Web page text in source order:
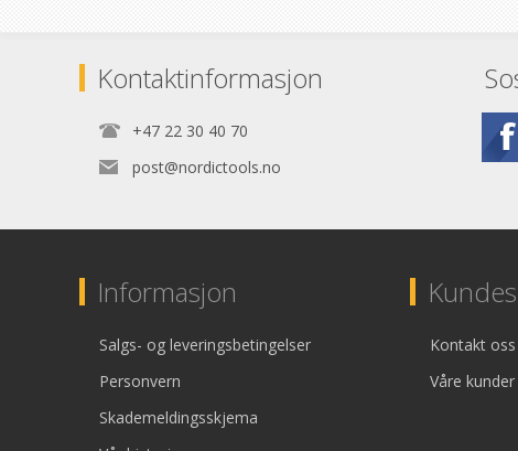
Kontaktinformasjon
+47 22 30 40 70
post@nordictools.no
Informasjon
Salgs- og leveringsbetingelser
Personvern
Skademeldingsskjema
Kontakt oss
Våre kunder